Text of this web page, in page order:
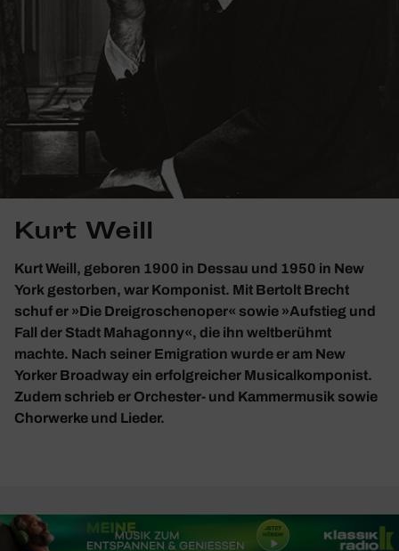
Kurt Weill
Kurt Weill, geboren 1900 in Dessau und 1950 in New
York gestorben, war Komponist. Mit Bertolt Brecht
schuf er »Die Dreigroschenoper« sowie »Aufstieg und
Fall der Stadt Mahagonny«, die ihn weltberühmt
machte. Nach seiner Emigration wurde er am New
Yorker Broadway ein erfolgreicher Musicalkomponist.
Zudem schrieb er Orchester- und Kammermusik sowie
Chorwerke und Lieder.